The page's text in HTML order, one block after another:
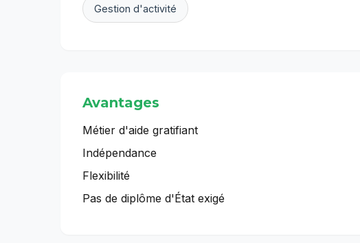
Gestion d'activité
Avantages
Métier d'aide gratifiant
Indépendance
Flexibilité
Pas de diplôme d'État exigé